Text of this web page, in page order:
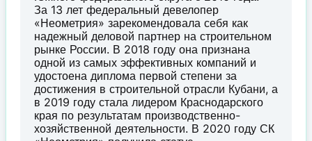
За 13 лет федеральный девелопер
«Неометрия» зарекомендовала себя как
надежный деловой партнер на строительном
рынке России. В 2018 году она признана
одной из самых эффективных компаний и
удостоена диплома первой степени за
достижения в строительной отрасли Кубани, а
в 2019 году стала лидером Краснодарского
края по результатам производственно-
хозяйственной деятельности. В 2020 году СК